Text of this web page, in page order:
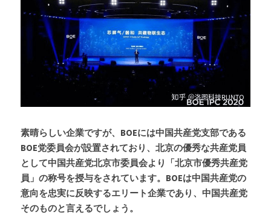
素晴らしい企業ですが、BOEには中国共産党支部である
BOE党委員会が設置されており、北京の優秀な共産党員
として中国共産党北京市委員会より「北京市優秀共産党
員」の称号を授与をされています。BOEは中国共産党の
意向を忠実に反映するエリート企業であり、中国共産党
そのものと言えるでしょう。